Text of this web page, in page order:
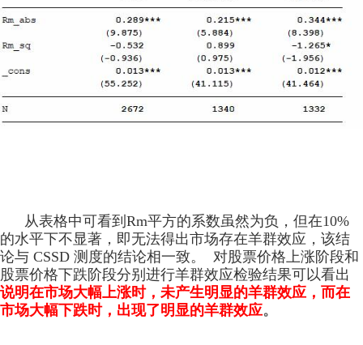
从表格中可看到Rm平方的系数虽然为负，但在10%
的水平下不显著， 即无法得出市场存在羊群效应，该结
论与 CSSD 测度的结论相一致。
对股票价格上涨阶段和
股票价格下跌阶段分别进行羊群效应检验结果可以看出
说明在市场大幅上涨时，未产生明显的羊群效应，而在
市场大幅下跌时，出现了明显的羊群效应。